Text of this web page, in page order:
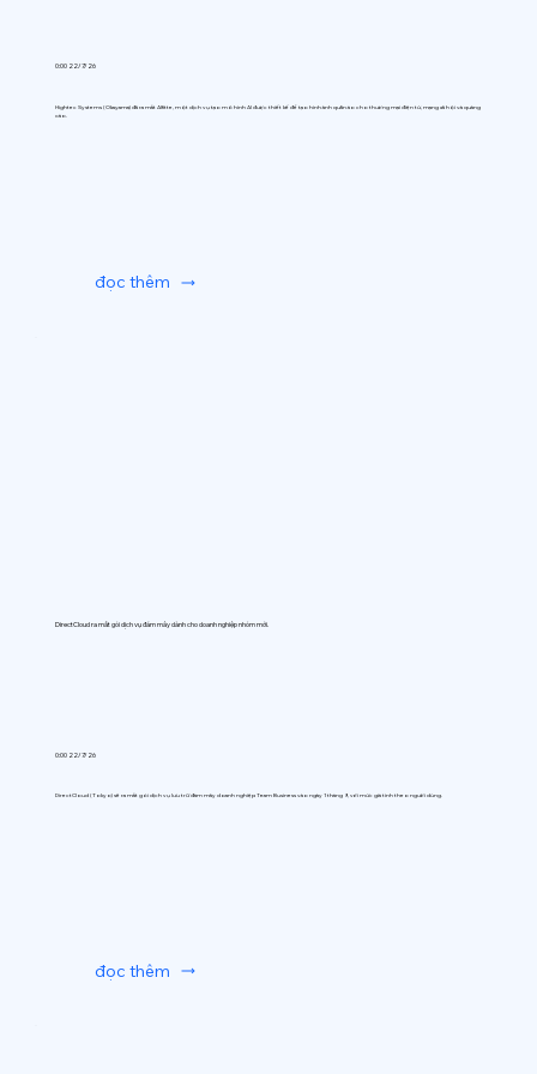
0:00 22/7/26
Hightec Systems (Okayama) đã ra mắt AIfitte, một dịch vụ tạo mô hình AI được thiết kế để tạo hình ảnh quần áo cho thương mại điện tử, mạng xã hội và quảng
cáo.
đọc thêm
DirectCloud ra mắt gói dịch vụ đám mây dành cho doanh nghiệp nhóm mới.
0:00 22/7/26
DirectCloud (Tokyo) sẽ ra mắt gói dịch vụ lưu trữ đám mây doanh nghiệp Team Business vào ngày 1 tháng 9, với mức giá tính theo người dùng.
đọc thêm